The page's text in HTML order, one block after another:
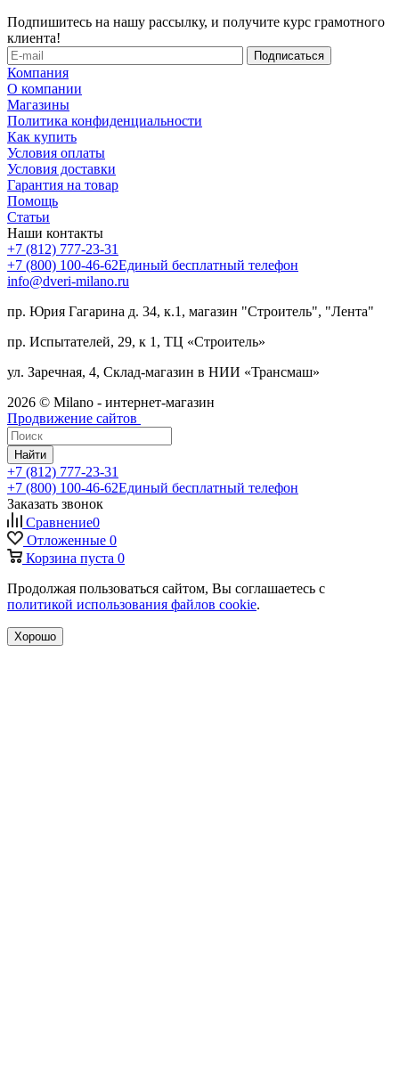
Подпишитесь на нашу рассылку, и получите курс грамотного
клиента!
Компания
О компании
Магазины
Политика конфиденциальности
Как купить
Условия оплаты
Условия доставки
Гарантия на товар
Помощь
Статьи
Наши контакты
+7 (812) 777-23-31
+7 (800) 100-46-62Единый бесплатный телефон
info@dveri-milano.ru
пр. Юрия Гагарина д. 34, к.1, магазин "Строитель", "Лента"
пр. Испытателей, 29, к 1, ТЦ «Строитель»
ул. Заречная, 4, Склад-магазин в НИИ «Трансмаш»
2026 © Milano - интернет-магазин
Продвижение сайтов
Найти
+7 (812) 777-23-31
+7 (800) 100-46-62Единый бесплатный телефон
Заказать звонок
Сравнение0
Отложенные 0
Корзина пуста 0
Продолжая пользоваться сайтом, Вы соглашаетесь с
политикой использования файлов cookie.
Хорошо